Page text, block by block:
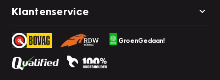
Klantenservice
GroenGedaan!